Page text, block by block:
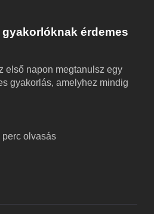
érdemes
első napon megtanulsz egy
gyakorlás, amelyhez mindig
perc olvasás